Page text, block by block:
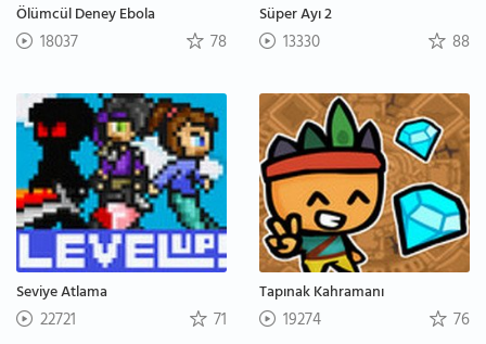
Ölümcül Deney Ebola
18037 78
Süper Ayı 2
13330 88
Seviye Atlama
22721 71
Tapınak Kahramanı
19274 76